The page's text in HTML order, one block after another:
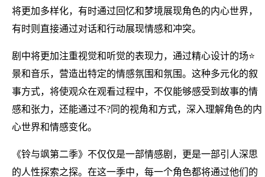
将更加多样化，有时通过回忆和梦境展现角色的内心世界，
有时则直接通过对话和行动展现情感和冲突。
剧中将更加注重视觉和听觉的表现力，通过精心设计的场⭐
景和音乐，营造出特定的情感氛围和氛围。这种多元化的叙
事方式，将使观众在观看过程中，不仅能够感受到故事的情
感和张力，还能通过不?同的视角和方式，深入理解角色的内
心世界和情感变化。
《铃与飒第二季》不仅仅是一部情感剧，更是一部引人深思
的人性探索之探。在这一季中，每一个角色都将通过他们的